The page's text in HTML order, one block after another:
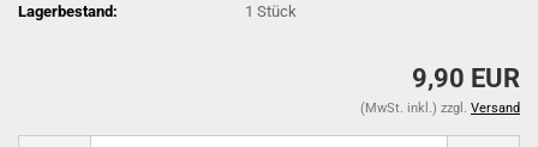
Lagerbestand:
1Stück
9,90 EUR
(MwSt. inkl.) zzgl. Versand